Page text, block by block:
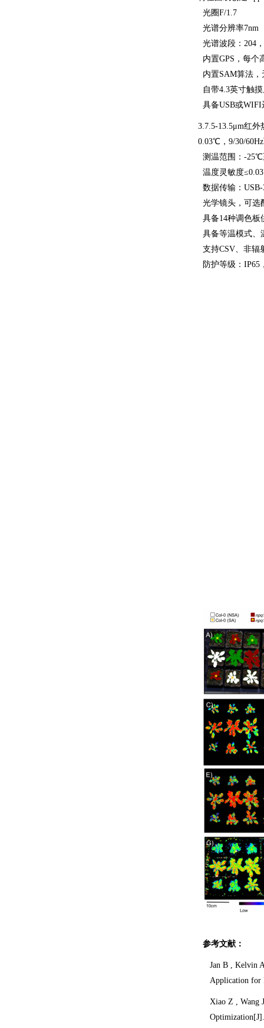
光圈F/1.7
光谱分辨率7nm
光谱波段：204
内置GPS，每个
内置SAM算法
自带4.3英寸触
具备USB或
3.7.5-13.5μm红
0.03℃，9/30/
测温范围：-
温度灵敏度
数据传输：
光学镜头，可选
具备14种调色板
具备等温模式、
支持CSV、非辐
防护等级：IP65
参考文献：
Jan B , Kelvin
Application for
Xiao Z , Wang